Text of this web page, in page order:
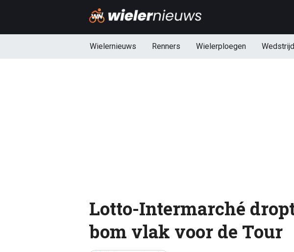
Wielernieuws Renners Wielerploegen
Lotto-Intermarché
bom vlak voor de Tour